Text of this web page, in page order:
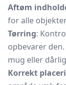
Aftøm
for alle
Tørring:
opbevarer
mug eller
Korrekt